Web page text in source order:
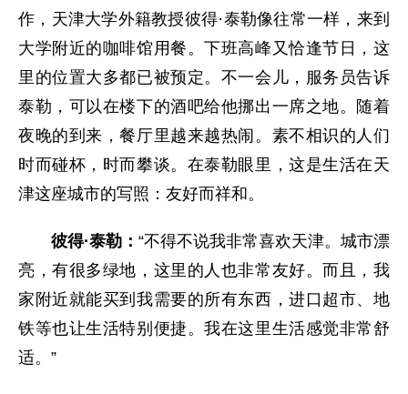
作，天津大学外籍教授彼得·泰勒像往常一样，来到
大学附近的咖啡馆用餐。下班高峰又恰逢节日，这
里的位置大多都已被预定。不一会儿，服务员告诉
泰勒，可以在楼下的酒吧给他挪出一席之地。随着
夜晚的到来，餐厅里越来越热闹。素不相识的人们
时而碰杯，时而攀谈。在泰勒眼里，这是生活在天
津这座城市的写照：友好而祥和。
彼得·泰勒： “不得不说我非常喜欢天津。城市漂
亮，有很多绿地，这里的人也非常友好。而且，我
家附近就能买到我需要的所有东西，进口超市、地
铁等也让生活特别便捷。我在这里生活感觉非常舒
适。”